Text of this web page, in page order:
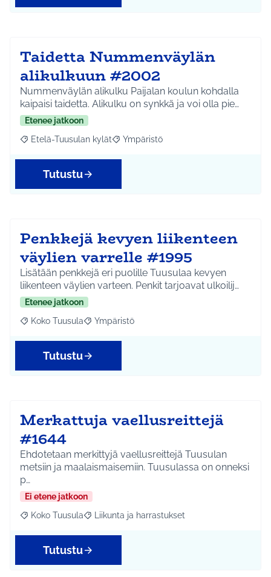
Taidetta Nummenväylän
alikulkuun #2002
Nummenväylän alikulku Paijalan koulun kohdalla
kaipaisi taidetta. Alikulku on synkkä ja voi olla pie…
Etenee jatkoon
Rajaa tulokset aihepiirin mukaan: Etelä-Tuusulan kylät
Etelä-Tuusulan kylät Rajaa tulokset teeman mukaan:
Ympäristö
Tutustu
Penkkejä kevyen liikenteen
väylien varrelle #1995
Lisätään penkkejä eri puolille Tuusulaa kevyen
liikenteen väylien varteen. Penkit tarjoavat ulkoilij…
Etenee jatkoon
Rajaa tulokset aihepiirin mukaan: Koko Tuusula
Koko Tuusula Rajaa tulokset teeman mukaan: Ympäristö
Ympäristö
Tutustu
Merkattuja vaellusreittejä
#1644
Ehdotetaan merkittyjä vaellusreittejä Tuusulan
metsiin ja maalaismaisemiin. Tuusulassa on onneksi
p…
Ei etene jatkoon
Rajaa tulokset aihepiirin mukaan: Koko Tuusula
Koko Tuusula Rajaa tulokset teeman mukaan: Liikunta ja
Liikunta ja harrastukset
Tutustu